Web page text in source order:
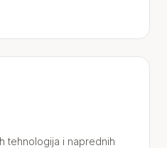
tehnologija i naprednih